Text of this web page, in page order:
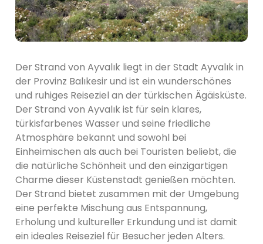
Der Strand von Ayvalık liegt in der Stadt Ayvalık in
der Provinz Balıkesir und ist ein wunderschönes
und ruhiges Reiseziel an der türkischen Ägäisküste.
Der Strand von Ayvalık ist für sein klares,
türkisfarbenes Wasser und seine friedliche
Atmosphäre bekannt und sowohl bei
Einheimischen als auch bei Touristen beliebt, die
die natürliche Schönheit und den einzigartigen
Charme dieser Küstenstadt genießen möchten.
Der Strand bietet zusammen mit der Umgebung
eine perfekte Mischung aus Entspannung,
Erholung und kultureller Erkundung und ist damit
ein ideales Reiseziel für Besucher jeden Alters.